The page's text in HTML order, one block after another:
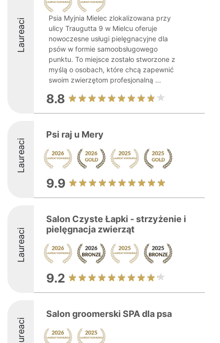
Laureaci
Psia Myjnia Mielec zlokalizowana przy
ulicy Traugutta 9 w Mielcu oferuje
nowoczesne usługi pielęgnacyjne dla
psów w formie samoobsługowego
punktu. To miejsce zostało stworzone z
myślą o osobach, które chcą zapewnić
swoim zwierzętom profesjonalną ...
8.8
Laureaci
Psi raj u Mery
9.9
Laureaci
Salon Czyste Łapki - strzyżenie i
pielęgnacja zwierząt
9.2
Laureaci
Salon groomerski SPA dla psa